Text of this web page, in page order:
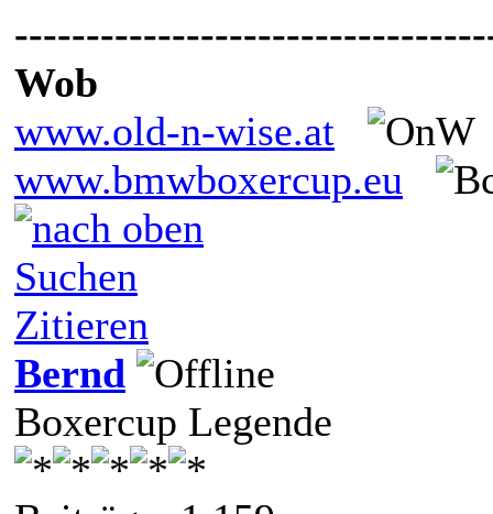
Wob
www.old-n-wise.at
www.bmwboxercup.eu
Suchen
Zitieren
Bernd
Boxercup Legende